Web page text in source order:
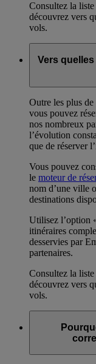
Consultez la
découvrez vers
vols.
Vers
Outre les plus de
vous pouvez
nos nombreux
l’évolution
que de réserver
Vous pouvez
le moteur de
nom d’une ville
destinations
Utilisez l’option
itinéraires
desservies par
partenaires.
Consultez la
découvrez vers
vols.